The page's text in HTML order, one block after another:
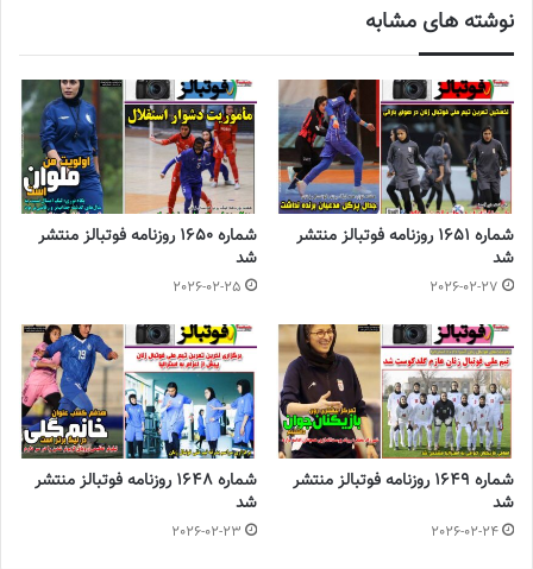
نوشته های مشابه
شماره 1651 روزنامه فوتبالز منتشر
شد
2026-02-27
شماره 1650 روزنامه فوتبالز منتشر
شد
2026-02-25
شماره 1649 روزنامه فوتبالز منتشر
شد
2026-02-24
شماره 1648 روزنامه فوتبالز منتشر
شد
2026-02-23